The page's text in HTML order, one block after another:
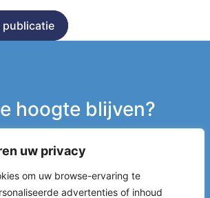
uw privacy
om uw browse-ervaring te
advertenties of inhoud
publicatie
publicatie
hoogte blijven?
Inschrijven nieuwsbrief